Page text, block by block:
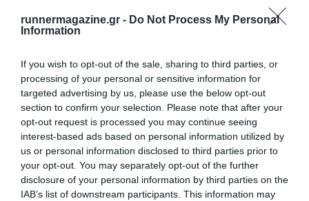
runnermagazine.gr - Do Not Process My Personal
Information
If you wish to opt-out of the sale, sharing to third parties, or
processing of your personal or sensitive information for
targeted advertising by us, please use the below opt-out
section to confirm your selection. Please note that after your
opt-out request is processed you may continue seeing
interest-based ads based on personal information utilized by
us or personal information disclosed to third parties prior to
your opt-out. You may separately opt-out of the further
disclosure of your personal information by third parties on the
IAB’s list of downstream participants. This information may
Γίνε Συνδρομητής
Βρες το RUNNER!
Όλα τα Τεύχη